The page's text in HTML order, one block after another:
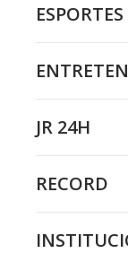
ESPORTES
JR 24H
RECORD